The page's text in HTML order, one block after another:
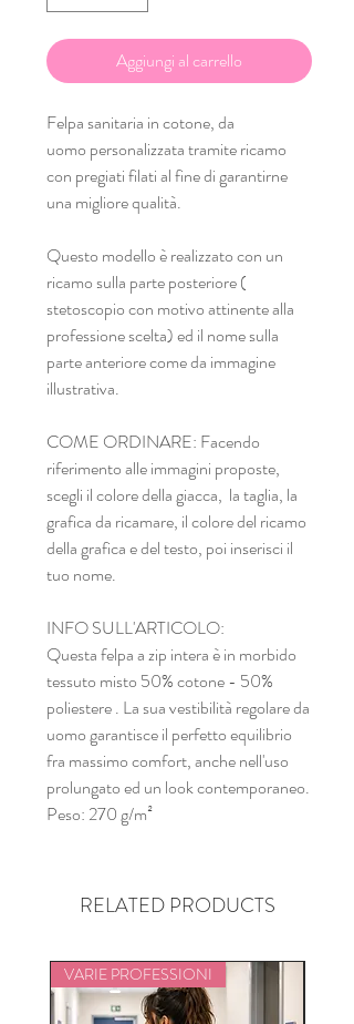
Aggiungi al carrello
Felpa sanitaria in cotone, da
uomo personalizzata tramite ricamo
con pregiati filati al fine di garantirne
una migliore qualità.
Questo modello è realizzato con un
ricamo sulla parte posteriore (
stetoscopio con motivo attinente alla
professione scelta) ed il nome sulla
parte anteriore come da immagine
illustrativa.
COME ORDINARE: Facendo
riferimento alle immagini proposte,
scegli il colore della giacca, la taglia, la
grafica da ricamare, il colore del ricamo
della grafica e del testo, poi inserisci il
tuo nome.
INFO SULL'ARTICOLO:
Questa felpa a zip intera è in morbido
tessuto misto 50% cotone - 50%
poliestere . La sua vestibilità regolare da
uomo garantisce il perfetto equilibrio
fra massimo comfort, anche nell'uso
prolungato ed un look contemporaneo.
Peso: 270 g/m²
RELATED PRODUCTS
VARIE PROFESSIONI